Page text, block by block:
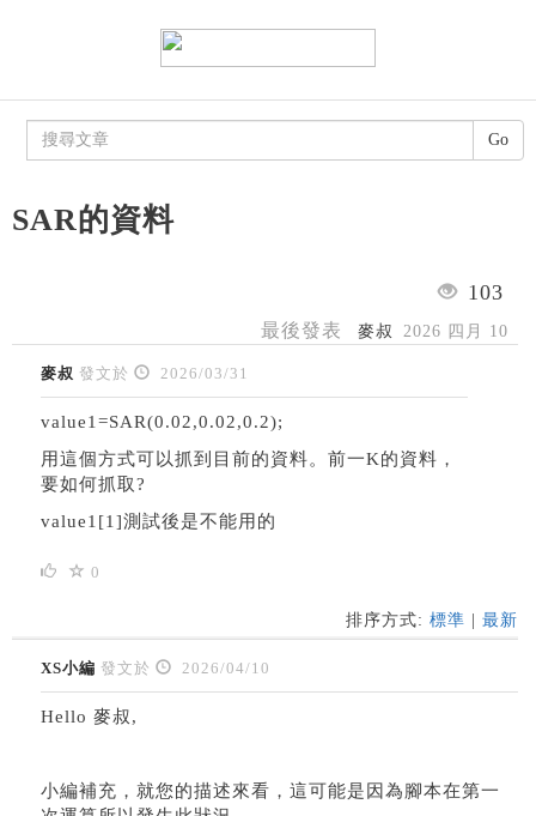
SAR的資料
103
最後發表 麥叔 2026 四月 10
麥叔 發文於 2026/03/31
value1=SAR(0.02,0.02,0.2);
用這個方式可以抓到目前的資料。前一K的資料，
要如何抓取?
value1[1]測試後是不能用的
0
排序方式: 標準 最新
XS小編 發文於 2026/04/10
Hello 麥叔,
小編補充，就您的描述來看，這可能是因為腳本在第一
Go